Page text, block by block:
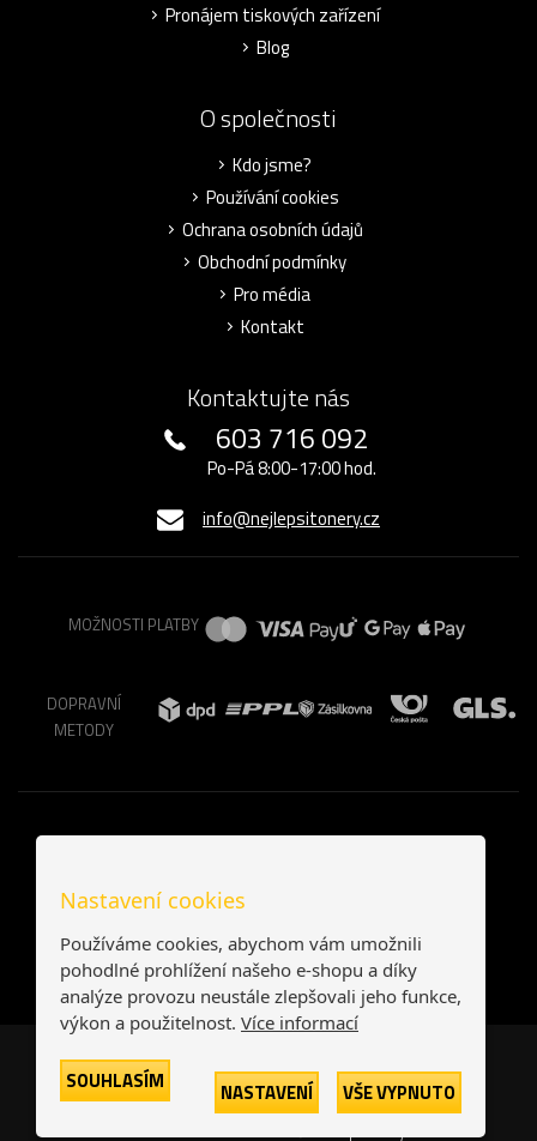
Pronájem tiskových zařízení
Blog
O společnosti
Kdo jsme?
Používání cookies
Ochrana osobních údajů
Obchodní podmínky
Pro média
Kontakt
Kontaktujte nás
603 716 092
Po-Pá 8:00-17:00 hod.
info@nejlepsitonery.cz
MOŽNOSTI PLATBY
DOPRAVNÍ
METODY
Česká republika Slovensko
© 2026 Printonia s.r.o. Všechna práva vyhrazena
Nastavení cookies
Používáme cookies, abychom vám umožnili
pohodlné prohlížení našeho e-shopu a díky
analýze provozu neustále zlepšovali jeho funkce,
výkon a použitelnost. Více informací
SOUHLASÍM NASTAVENÍ VŠE VYPNUTO